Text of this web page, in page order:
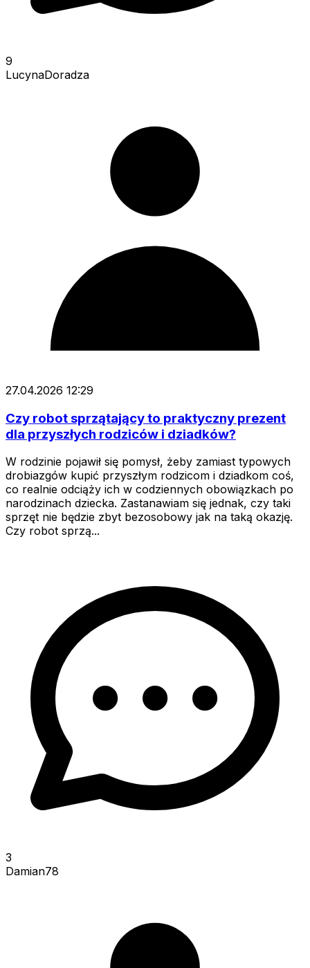
9
LucynaDoradza
27.04.2026 12:29
Czy robot sprzątający to praktyczny prezent
dla przyszłych rodziców i dziadków?
W rodzinie pojawił się pomysł, żeby zamiast typowych
drobiazgów kupić przyszłym rodzicom i dziadkom coś,
co realnie odciąży ich w codziennych obowiązkach po
narodzinach dziecka. Zastanawiam się jednak, czy taki
sprzęt nie będzie zbyt bezosobowy jak na taką okazję.
Czy robot sprzą...
3
Damian78